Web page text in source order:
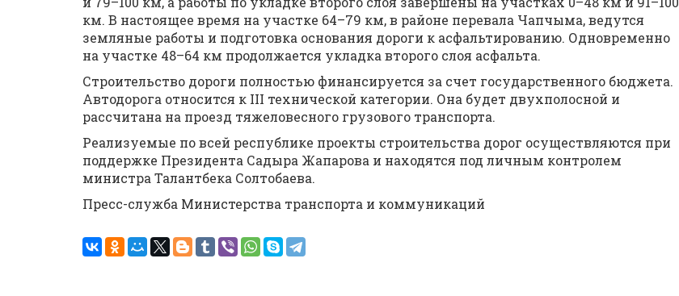
км. В настоящее время на участке 64–79 км, в районе перевала Чапчыма, ведутся
земляные работы и подготовка основания дороги к асфальтированию. Одновременно
на участке 48–64 км продолжается укладка второго слоя асфальта.
Строительство дороги полностью финансируется за счет государственного бюджета.
Автодорога относится к III технической категории. Она будет двухполосной и
рассчитана на проезд тяжеловесного грузового транспорта.
Реализуемые по всей республике проекты строительства дорог осуществляются при
поддержке Президента Садыра Жапарова и находятся под личным контролем
министра Талантбека Солтобаева.
Пресс-служба Министерства транспорта и коммуникаций